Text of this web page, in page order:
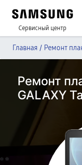
Сервисный центр
Главная / Ремонт
Ремонт
GALAXY